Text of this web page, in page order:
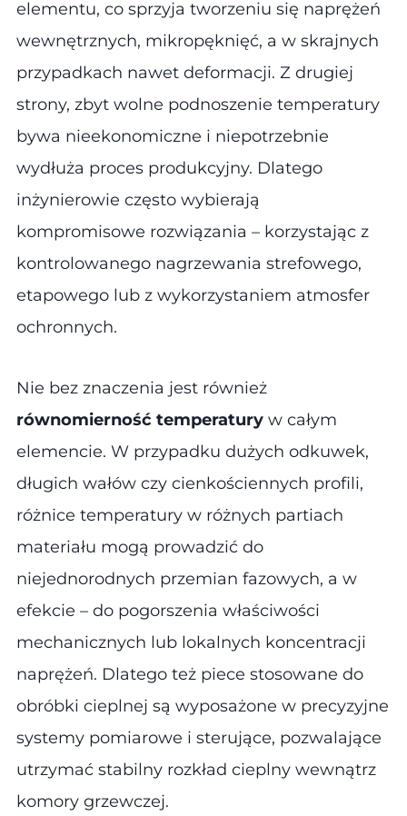
elementu, co sprzyja tworzeniu się naprężeń
wewnętrznych, mikropęknięć, a w skrajnych
przypadkach nawet deformacji. Z drugiej
strony, zbyt wolne podnoszenie temperatury
bywa nieekonomiczne i niepotrzebnie
wydłuża proces produkcyjny. Dlatego
inżynierowie często wybierają
kompromisowe rozwiązania – korzystając z
kontrolowanego nagrzewania strefowego,
etapowego lub z wykorzystaniem atmosfer
ochronnych.
Nie bez znaczenia jest również
równomierność temperatury w całym
elemencie. W przypadku dużych odkuwek,
długich wałów czy cienkościennych profili,
różnice temperatury w różnych partiach
materiału mogą prowadzić do
niejednorodnych przemian fazowych, a w
efekcie – do pogorszenia właściwości
mechanicznych lub lokalnych koncentracji
naprężeń. Dlatego też piece stosowane do
obróbki cieplnej są wyposażone w precyzyjne
systemy pomiarowe i sterujące, pozwalające
utrzymać stabilny rozkład cieplny wewnątrz
komory grzewczej.